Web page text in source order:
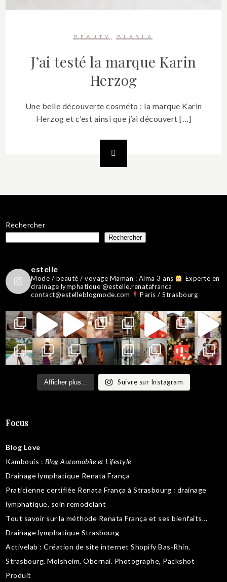
BEAUTY BLABLA
J’ai testé la marque Karin
Herzog
Une belle découverte cosméto : la marque Karin
Herzog et c’est ainsi que j’ai découvert […]
Rechercher
Rechercher
estelle
Mode / beauté / voyage Maman : Alma 3 ans
Experte en
drainage lymphatique @estelle.renatafranca
contact@estelleblogmode.com
Paris / Strasbourg
Afficher plus... Suivre sur Instagram
Focus
Blog Love
Kambouis : Blog Automobile et Lifestyle
Drainage lymphatique Renata França
Praticienne certifiée Renata França à Strasbourg : drainage
lymphatique, soin remodelant
Tout savoir sur la méthode Renata França et ses bienfaits…
Drainage lymphatique Strasbourg
Activelab : Création de site internet Shopify Bas-Rhin,
Strasbourg, Molsheim, Obernai. Photographe, Packshot
Produit